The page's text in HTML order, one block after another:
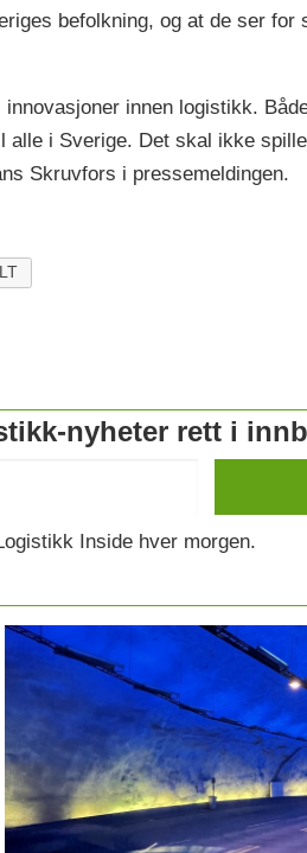
befolkning, og at de ser for
innen logistikk.
i Sverige. Det skal ikke
Skruvfors i pressemeldingen.
nyheter rett i
Inside hver morgen.